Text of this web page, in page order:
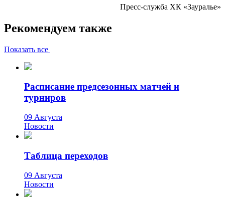
Пресс-служба ХК «Зауралье»
Рекомендуем также
Показать все
Расписание предсезонных матчей и
турниров
09 Августа
Новости
Таблица переходов
09 Августа
Новости